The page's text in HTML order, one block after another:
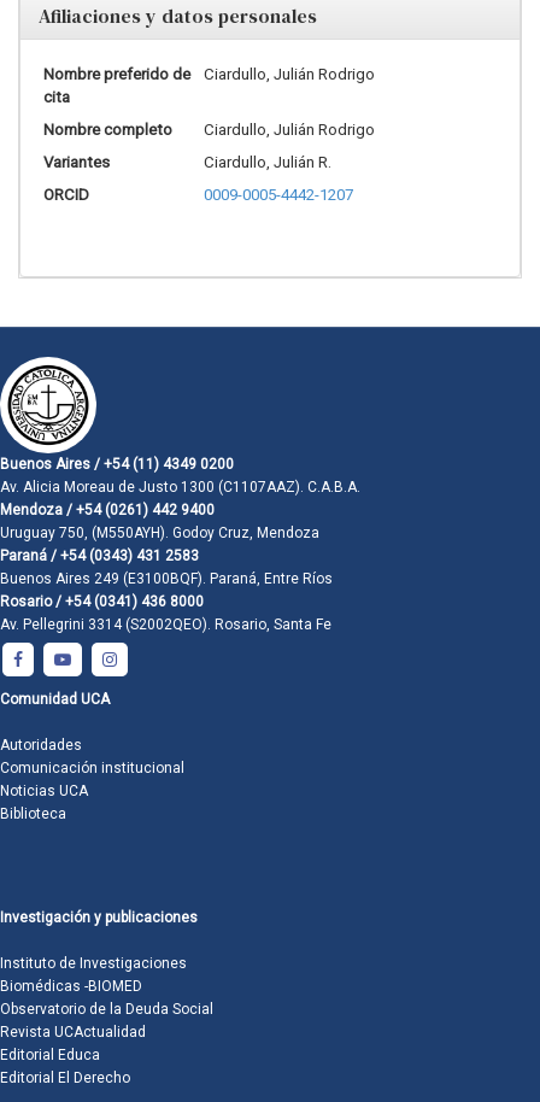
Afiliaciones y datos personales
Nombre preferido de
cita
Ciardullo, Julián Rodrigo
Nombre completo
Ciardullo, Julián Rodrigo
Variantes
Ciardullo, Julián R.
ORCID
0009-0005-4442-1207
Buenos Aires / +54 (11) 4349 0200
Av. Alicia Moreau de Justo 1300 (C1107AAZ). C.A.B.A.
Mendoza / +54 (0261) 442 9400
Uruguay 750, (M550AYH). Godoy Cruz, Mendoza
Paraná / +54 (0343) 431 2583
Buenos Aires 249 (E3100BQF). Paraná, Entre Ríos
Rosario / +54 (0341) 436 8000
Av. Pellegrini 3314 (S2002QEO). Rosario, Santa Fe
Comunidad UCA
Autoridades
Comunicación institucional
Noticias UCA
Biblioteca
Investigación y publicaciones
Instituto de Investigaciones
Biomédicas -BIOMED
Observatorio de la Deuda Social
Revista UCActualidad
Editorial Educa
Editorial El Derecho